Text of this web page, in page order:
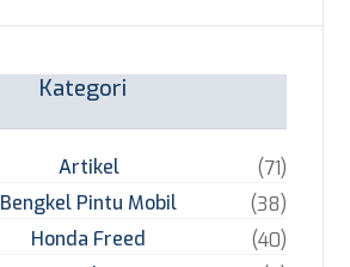
Kategori
Artikel
(71)
Bengkel Pintu Mobil
(38)
Honda Freed
(40)